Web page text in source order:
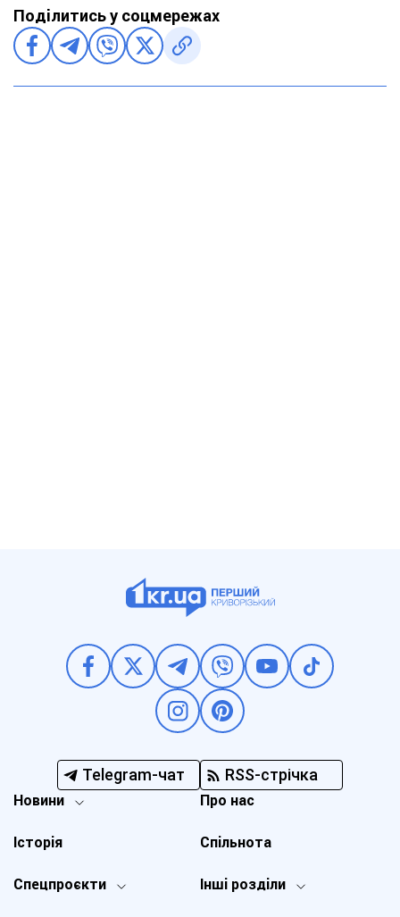
Поділитись у соцмережах
Telegram-чат RSS-стрічка
Новини
Спецпроєкти Інші розділи
Історія
Про нас
Спільнота